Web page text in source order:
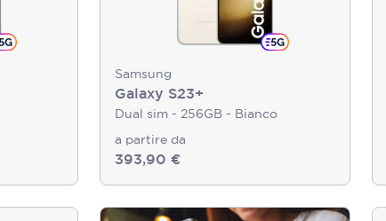
Samsung
Galaxy S23+
Dual sim - 256GB - Bianco
a partire da
393,90 €